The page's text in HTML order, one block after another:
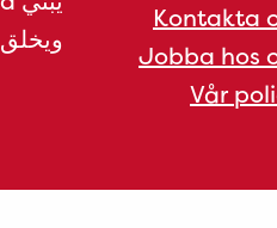
Kontakta
Jobba hos
Vår